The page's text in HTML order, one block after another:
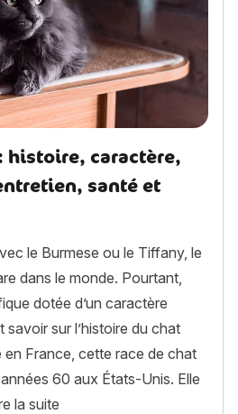
histoire, caractère,
santé et
le Burmese ou le Tiffany, le
dans le monde. Pourtant,
dotée d’un caractère
sur l’histoire du chat
France, cette race de chat
60 aux États-Unis. Elle
la suite